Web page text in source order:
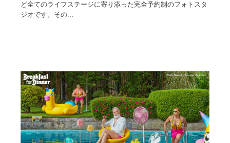
ど全てのライフステージに寄り添った完全予約制のフォトスタ
ジオです。その...